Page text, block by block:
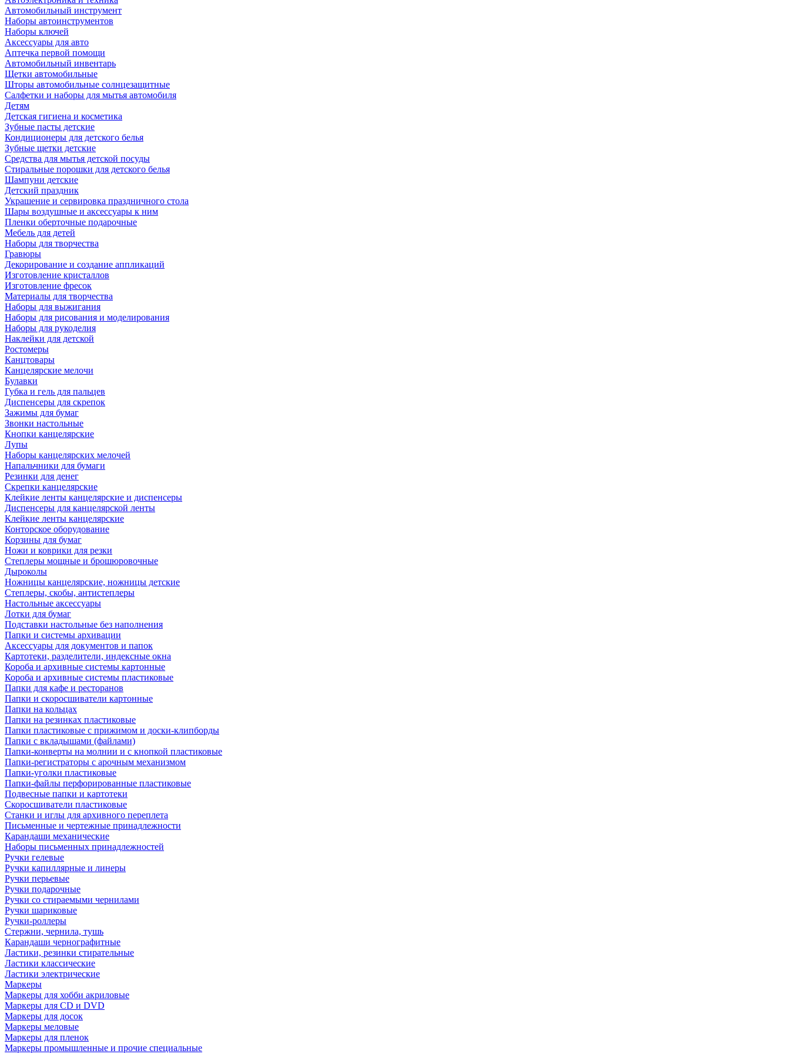
Автомобильный инструмент
Наборы автоинструментов
Наборы ключей
Аксессуары для авто
Аптечка первой помощи
Автомобильный инвентарь
Щетки автомобильные
Шторы автомобильные солнцезащитные
Салфетки и наборы для мытья автомобиля
Детям
Детская гигиена и косметика
Зубные пасты детские
Кондиционеры для детского белья
Зубные щетки детские
Средства для мытья детской посуды
Стиральные порошки для детского белья
Шампуни детские
Детский праздник
Украшение и сервировка праздничного стола
Шары воздушные и аксессуары к ним
Пленки оберточные подарочные
Мебель для детей
Наборы для творчества
Гравюры
Декорирование и создание аппликаций
Изготовление кристаллов
Изготовление фресок
Материалы для творчества
Наборы для выжигания
Наборы для рисования и моделирования
Наборы для рукоделия
Наклейки для детской
Ростомеры
Канцтовары
Канцелярские мелочи
Булавки
Губка и гель для пальцев
Диспенсеры для скрепок
Зажимы для бумаг
Звонки настольные
Кнопки канцелярские
Лупы
Наборы канцелярских мелочей
Напальчники для бумаги
Резинки для денег
Скрепки канцелярские
Клейкие ленты канцелярские и диспенсеры
Диспенсеры для канцелярской ленты
Клейкие ленты канцелярские
Конторское оборудование
Корзины для бумаг
Ножи и коврики для резки
Степлеры мощные и брошюровочные
Дыроколы
Ножницы канцелярские, ножницы детские
Степлеры, скобы, антистеплеры
Настольные аксессуары
Лотки для бумаг
Подставки настольные без наполнения
Папки и системы архивации
Аксессуары для документов и папок
Картотеки, разделители, индексные окна
Короба и архивные системы картонные
Короба и архивные системы пластиковые
Папки для кафе и ресторанов
Папки и скоросшиватели картонные
Папки на кольцах
Папки на резинках пластиковые
Папки пластиковые с прижимом и доски-клипборды
Папки с вкладышами (файлами)
Папки-конверты на молнии и с кнопкой пластиковые
Папки-регистраторы с арочным механизмом
Папки-уголки пластиковые
Папки-файлы перфорированные пластиковые
Подвесные папки и картотеки
Скоросшиватели пластиковые
Станки и иглы для архивного переплета
Письменные и чертежные принадлежности
Карандаши механические
Наборы письменных принадлежностей
Ручки гелевые
Ручки капиллярные и линеры
Ручки перьевые
Ручки подарочные
Ручки со стираемыми чернилами
Ручки шариковые
Ручки-роллеры
Стержни, чернила, тушь
Карандаши чернографитные
Ластики, резинки стирательные
Ластики классические
Ластики электрические
Маркеры
Маркеры для хобби акриловые
Маркеры для CD и DVD
Маркеры для досок
Маркеры меловые
Маркеры для пленок
Маркеры промышленные и прочие специальные